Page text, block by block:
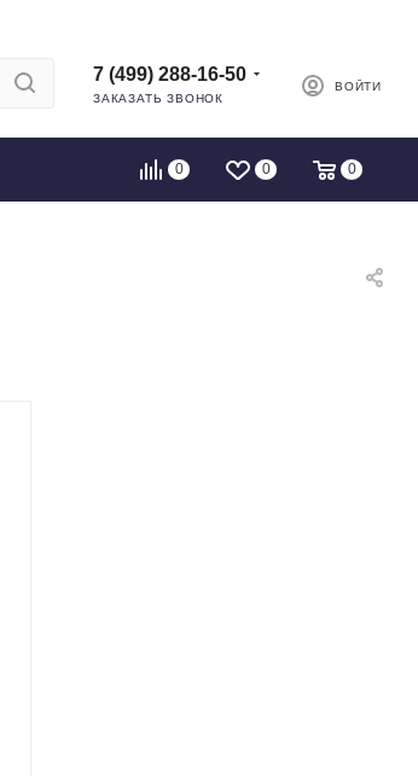
7 (499) 288-16-50
ЗАКАЗАТЬ ЗВОНОК
ВОЙТИ
0 0 0